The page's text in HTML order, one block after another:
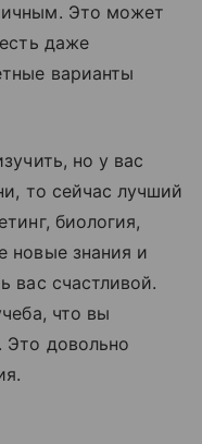
Это может
даже
варианты
но у вас
то сейчас лучший
биология,
новые знания и
вас счастливой.
что вы
Это довольно